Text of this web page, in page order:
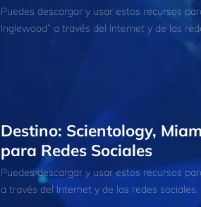
Puedes descargar y usar estos recursos
Inglewood” a través del Internet y de las
Destino: Scientology,
para Redes Sociales
Puedes descargar y usar estos recursos
a través del Internet y de las redes sociales.